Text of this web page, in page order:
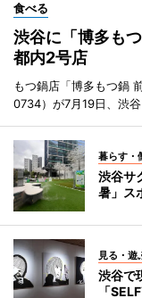
食べる
渋谷に「博多も
都内2号店
もつ鍋店「博多もつ鍋
0734）が7月19日、渋
暮らす・
渋谷サ
暑」ス
見る・遊
渋谷で
「